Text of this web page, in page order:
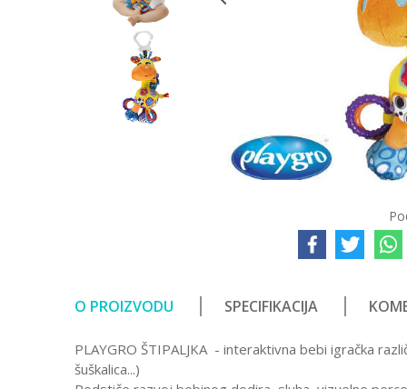
O PROIZVODU SPECIFIKACIJA
PLAYGRO ŠTIPALJKA - interaktivna bebi igračka
šuškalica...)